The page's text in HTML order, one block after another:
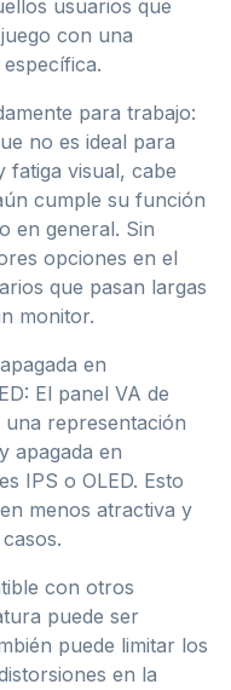
usuarios que
con una
para trabajo:
no es ideal para
fatiga visual, cabe
cumple su función
en general. Sin
opciones en el
que pasan largas
monitor.
en
El panel VA de
representación
apagada en
IPS o OLED. Esto
menos atractiva y
con otros
puede ser
puede limitar los
en la